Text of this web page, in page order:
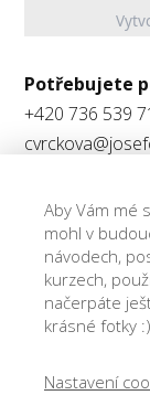
Potřebujete
+420 736 539
Aby Vám mé
mohl v
návodech,
kurzech,
načerpáte
krásné fotky :)
Nastavení